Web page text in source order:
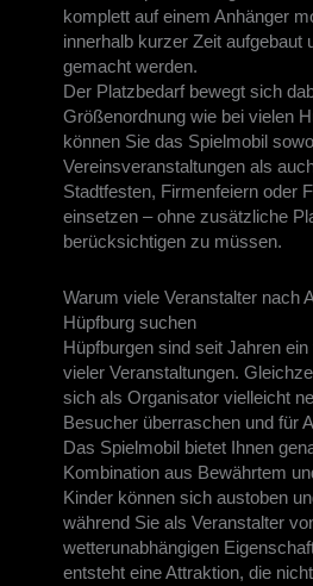
komplett auf einem Anhänger
innerhalb kurzer Zeit aufgebaut
gemacht werden.
Der Platzbedarf bewegt sich
Größenordnung wie bei vielen
können Sie das Spielmobil
Vereinsveranstaltungen als
Stadtfesten, Firmenfeiern oder
einsetzen – ohne zusätzliche
berücksichtigen zu müssen.
Warum viele Veranstalter nach
Hüpfburg suchen
Hüpfburgen sind seit Jahren
vieler Veranstaltungen.
sich als Organisator vielleicht
Besucher überraschen und für
Das Spielmobil bietet Ihnen
Kombination aus Bewährtem
Kinder können sich austoben
während Sie als Veranstalter
wetterunabhängigen
entsteht eine Attraktion, die